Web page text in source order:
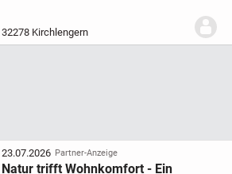
geschnittenen, lichtdurchfluteten Räume
32278 Kirchlengern
23.07.2026 Partner-Anzeige
Natur trifft Wohnkomfort - Ein